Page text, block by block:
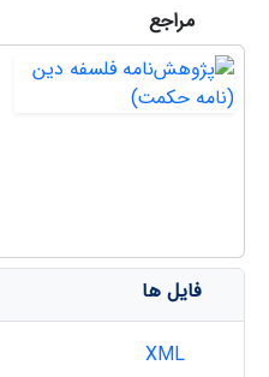
مراجع
فایل ها